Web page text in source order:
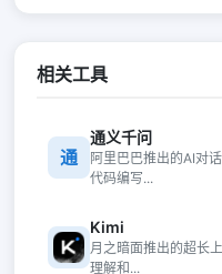
相关工具
通
通义千问
阿里巴巴推出的AI对
代码编写...
Kimi
月之暗面推出的超长
理解和...